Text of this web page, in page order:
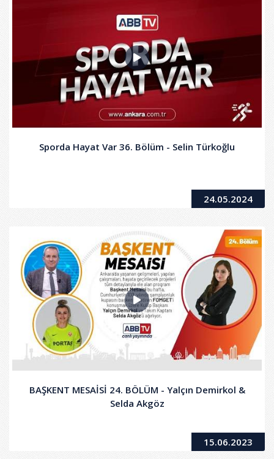
Sporda Hayat Var 36. Bölüm - Selin Türkoğlu
24.05.2024
BAŞKENT MESAİSİ 24. BÖLÜM - Yalçın Demirkol &
Selda Akgöz
15.06.2023